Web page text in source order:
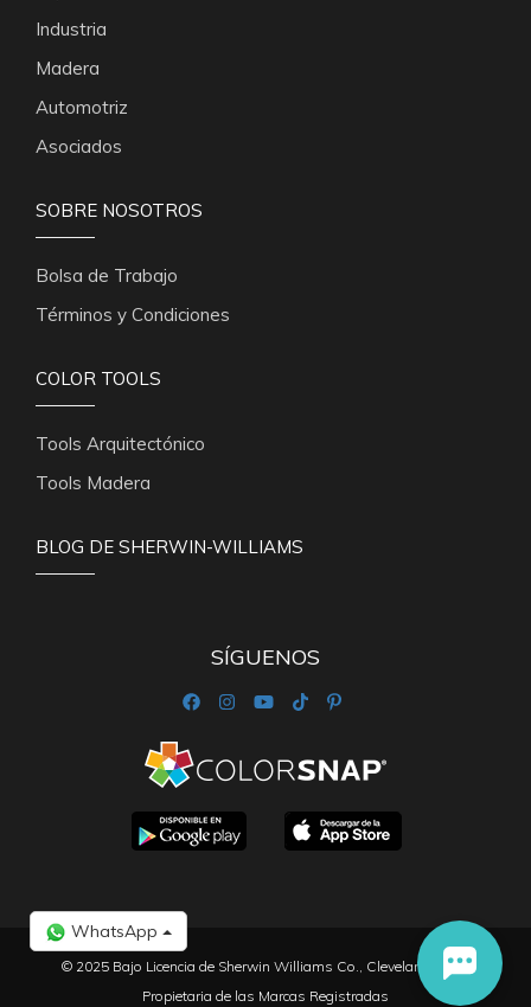
WhatsApp
Industria
Madera
Automotriz
Asociados
SOBRE NOSOTROS
Bolsa de Trabajo
Términos y Condiciones
COLOR TOOLS
Tools Arquitectónico
Tools Madera
BLOG DE SHERWIN-WILLIAMS
SÍGUENOS
© 2025 Bajo Licencia de Sherwin Williams Co., Cleveland Ohio,
Propietaria de las Marcas Registradas